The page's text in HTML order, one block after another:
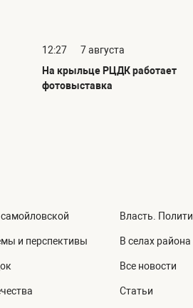
12:27
7 августа
На крыльце РЦДК работает
фотовыставка
и перспективы
Власть.
В селах района
Все новости
Статьи